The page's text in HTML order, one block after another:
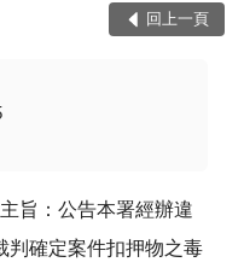
回上一頁
旨：公告本署經辦違
判確定案件扣押物之毒